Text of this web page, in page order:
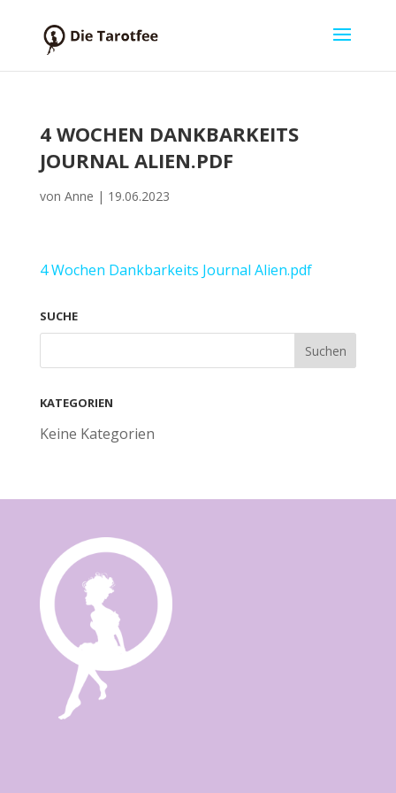
4 WOCHEN DANKBARKEITS
JOURNAL ALIEN.PDF
von Anne | 19.06.2023
4 Wochen Dankbarkeits Journal Alien.pdf
SUCHE
KATEGORIEN
Keine Kategorien